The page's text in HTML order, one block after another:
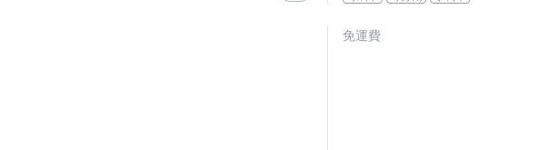
免運費